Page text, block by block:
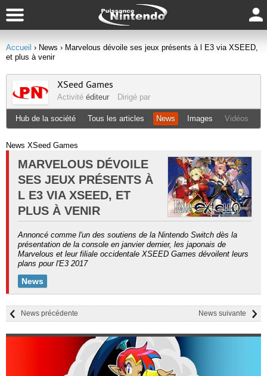
Accueil › News › Marvelous dévoile ses jeux présents à l E3 via XSEED,
et plus à venir
XSeed Games
Activité éditeur Dirigé par
Hub de la société Tous les articles News Images Vidéos
News XSeed Games
MARVELOUS DÉVOILE
SES JEUX PRÉSENTS À
L E3 VIA XSEED, ET
PLUS À VENIR
Annoncé comme l'un des soutiens de la Nintendo Switch dès la
présentation de la console en janvier dernier, les japonais de
Marvelous et leur filiale occidentale XSEED Games dévoilent leurs
plans pour l'E3 2017
News
News suivante
News précédente